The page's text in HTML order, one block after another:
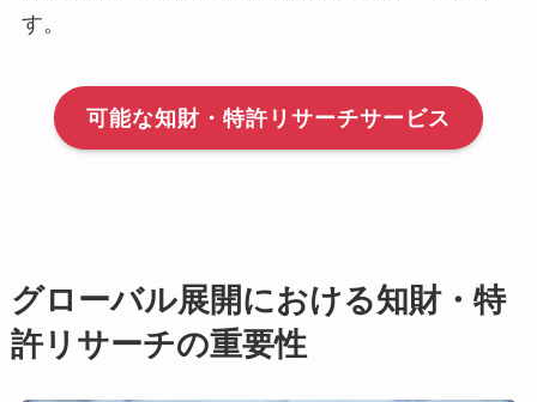
す。
可能な知財・特許リサーチサービス
グローバル展開における知財・特
許リサーチの重要性